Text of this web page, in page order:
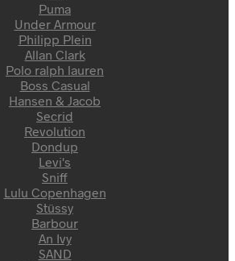
Puma
Under Armour
Philipp Plein
Allan Clark
Polo ralph lauren
Boss Casual
Hansen & Jacob
Secrid
Revolution
Dondup
Levi's
Sniff
Lulu Copenhagen
Stüssy
Barbour
An Ivy
SAND